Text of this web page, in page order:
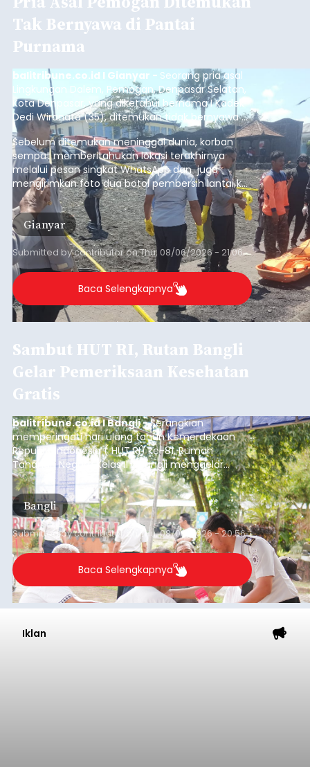
Tak Bernyawa di Pantai
Purnama
balitribune.co.id I Gianyar - Seorang pria asal
Lingkungan Dalem, Pemogan, Denpasar Selatan,
Kota Denpasar, yang diketahui bernama I Kadek
Dedi Wiranata (35), ditemukan tidak bernyawa di
pesisir Pantai Purnama, Sukawati.
Sebelum ditemukan meninggal dunia, korban
sempat memberitahukan lokasi terakhirnya
melalui pesan singkat WhatsApp dan juga
mengirimkan foto dua botol pembersih lantai ke
istrinya.
Gianyar
Submitted bycontributoronThu, 08/06/2026 - 21:06
Baca Selengkapnya
Sambut HUT RI, Rutan Bangli
Gelar Pemeriksaan Kesehatan
Gratis
balitribune.co.id I Bangli -Serangkian
memperingati hari ulang tahun Kemerdekaan
Republik Indonesia ( HUT RI) ke-81, Rumah
Tahanan Negara Kelas II B Bangli menggelar
kegiatan pemeriksaan kesehatan gratis, Rabu
(6/8/2026).
Bangli
Submitted bycontributor Thu, 08/06/2026 - 20:56
Baca Selengkapnya
Iklan